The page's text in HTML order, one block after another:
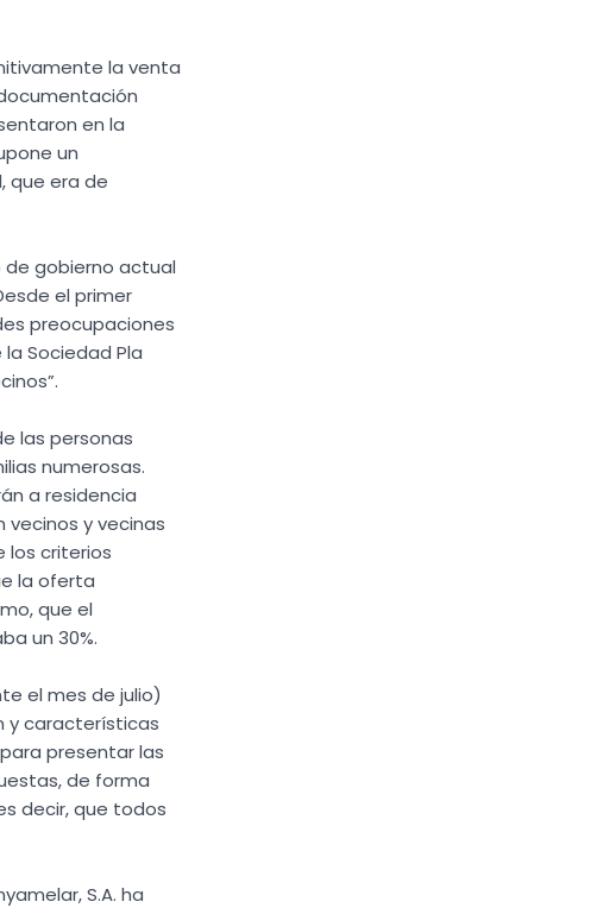
la venta
en la
un
que era de
de gobierno actual
el primer
preocupaciones
Sociedad Pla
las personas
numerosas.
a residencia
vecinos y vecinas
los criterios
la oferta
que el
un 30%.
el mes de julio)
y características
presentar las
de forma
decir, que todos
S.A. ha